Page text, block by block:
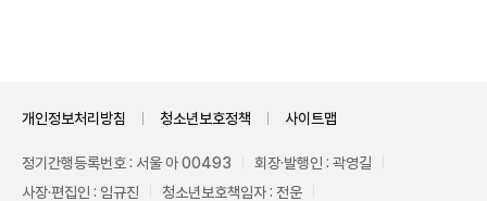
개인정보처리방침 청소년보호정책 사이트맵
정기간행등록번호 : 서울 아 00493
회장·발행인 : 곽영길
사장·편집인 : 임규진
청소년보호책임자 : 전운